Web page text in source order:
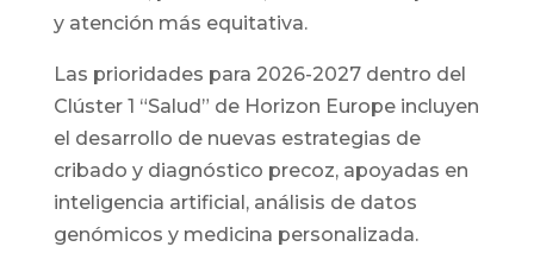
y atención más equitativa.
Las prioridades para 2026-2027 dentro del
Clúster 1 “Salud” de Horizon Europe incluyen
el desarrollo de nuevas estrategias de
cribado y diagnóstico precoz, apoyadas en
inteligencia artificial, análisis de datos
genómicos y medicina personalizada.